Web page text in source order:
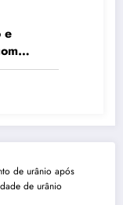
e
de urânio após
de urânio